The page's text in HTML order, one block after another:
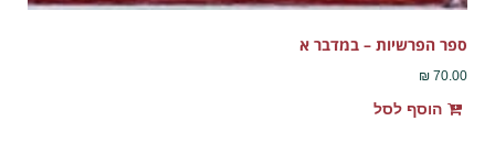
ספר הפרשיות – במדבר א
70.00
₪
הוסף לסל